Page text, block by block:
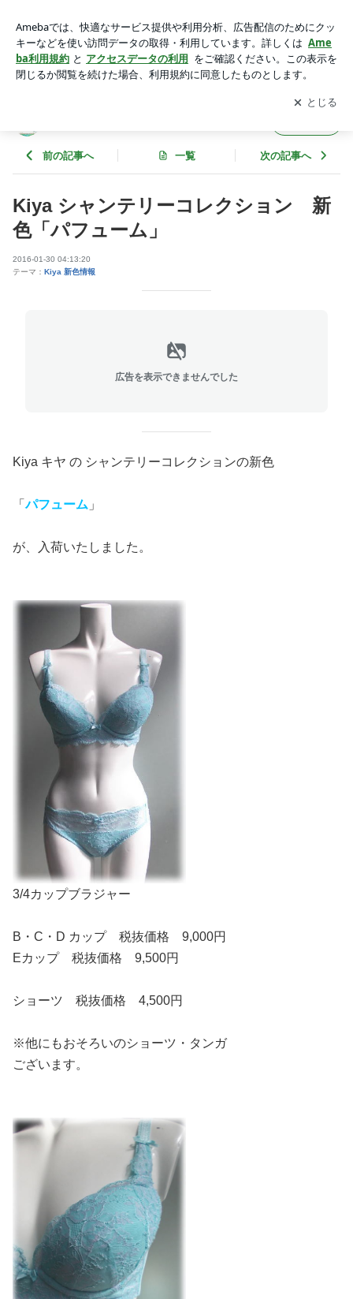
下着専門店 Sincere シンシア
アプリをダウンロードして ブログの更新通知
を受け取りまし
ょう。
開く
前の記事へ 一覧 次の記事へ
Kiya シャンテリーコレクション 新
色「パフューム」
2016-01-30 04:13:20
テーマ： Kiya 新色情報
広告を表示できませんでした
Kiya キヤ の シャンテリーコレクションの新色
「パフューム 」
が、入荷いたしました。
3/4カップブラジャー
B・C・D カップ 税抜価格 9,000円
Eカップ 税抜価格 9,500円
ショーツ 税抜価格 4,500円
※他にもおそろいのショーツ・タンガ
ございます。